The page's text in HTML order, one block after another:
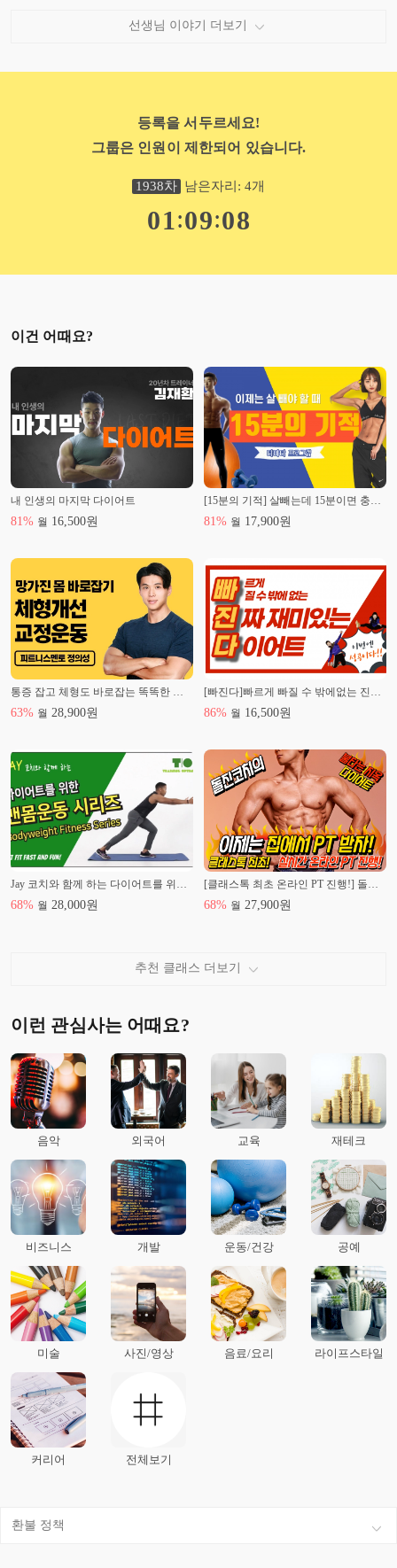
前모두의 트레이닝 대표 트레이너
대한체육회 정회원
한양대학교 대학원 스포츠 심리학 전공
한양대학교 경기지도 학사
NSCA 스포츠 영양사 자격증
운동요법사 2급(KATA)
S & T Posture correction & Rehab 수료
S & T Posture correction & Rehab 심화과정
임상운동 요법사 2급(대한임상운동협회)
운동처방사 1급
휘트니스 지도자 1급
퍼스널 트레이너 1급
스포츠 테이핑(KATA)
카이로프라틱 (KATA)
Karfe Motor control 수료
레크레이션 지도자2급
윈드서핑 3급
-SBS 일요스페셜 “끼니의 반란 3부”
-SBS 좋은아침 다수 출연
-MBN 엄지의 제왕 방송 출연
-X TM 나는 몸신이다 트레이너 출연
-지방자치인재개발원 '건강'강의
-경쟁력있는 한국인 : 바디디렉터
-마케팅전략기획과정 사무서비스 인력양성 수료
-안양시 동안양경찰서 외 국.공립학교 출강
-다수 기업강의
[김재헌 바디 디렉터]
現 TWINFIT 대표
숭실대학교 인문대학 수석졸업
생활체육지도자 자격증 보디빌더 3급
스포츠 재활 트레이너(KATA)
재활 테이핑(KATA)
스포츠 마사지(KATA)
스포츠 테이핑(KATA)
카이로프라틱(KATA)
유아 스포츠 트레이너(KATA)
S & T Posture correction & Rehab 수료
S & T Posture correction & Rehab 심화과정
박시현 근육학교실 교육 수료
스킨 스쿠버 자격증
인터스키 자격증(대한스키연맹)
SBS 일요스페셜 “끼니의 반란 3부”
-엄지의 제왕 방송 출연
-경쟁력있는 한국인 : 바디디렉터
생활체육 배드민턴협회 인턴
보광 휘닉스파크 스키강사
생활체육 배드민턴 대회 심판
스포피아 다이어트 Lv.3 팀장
호주 PALMERSTON BODY BALANCE GYM 트레이너
선생님 이야기 더보기
등록을 서두르세요!
그룹은 인원이 제한되어 있습니다.
1938차 남은자리: 4개
01 :09:07
이건 어때요?
내 인생의 마지막 다이어트
81 % 월 16,500원
[15분의 기적] 살빼는데 15분이면 충분합니다!
81 % 월 17,900원
통증 잡고 체형도 바로잡는 똑똑한 체형교정 클래스
63% 월 28,900원
[빠진다]빠르게 빠질 수 밖에없는 진짜 재미있는 다이어트
86% 월 16,500원
68% 월 28,000원 68% 월 27,900원
추천 클래스 더보기
이런 관심사는 어때요?
음악 외국어 교육 재테크
비즈니스 개발 운동/건강 공예
미술 사진/영상 음료/요리 라이프스타일
커리어 전체보기
환불 정책